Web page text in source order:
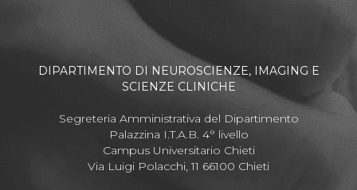
DIPARTIMENTO DI NEUROSCIENZE, IMAGING E
SCIENZE CLINICHE
Segreteria Amministrativa del Dipartimento
Palazzina I.T.A.B. 4° livello
Campus Universitario Chieti
Via Luigi Polacchi, 11 66100 Chieti